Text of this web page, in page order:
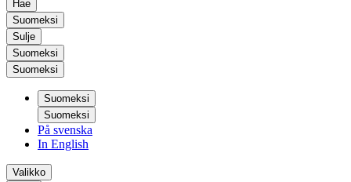
Hae
Suomeksi
Sulje
Suomeksi
Suomeksi
Suomeksi
Suomeksi
På svenska
In English
Valikko